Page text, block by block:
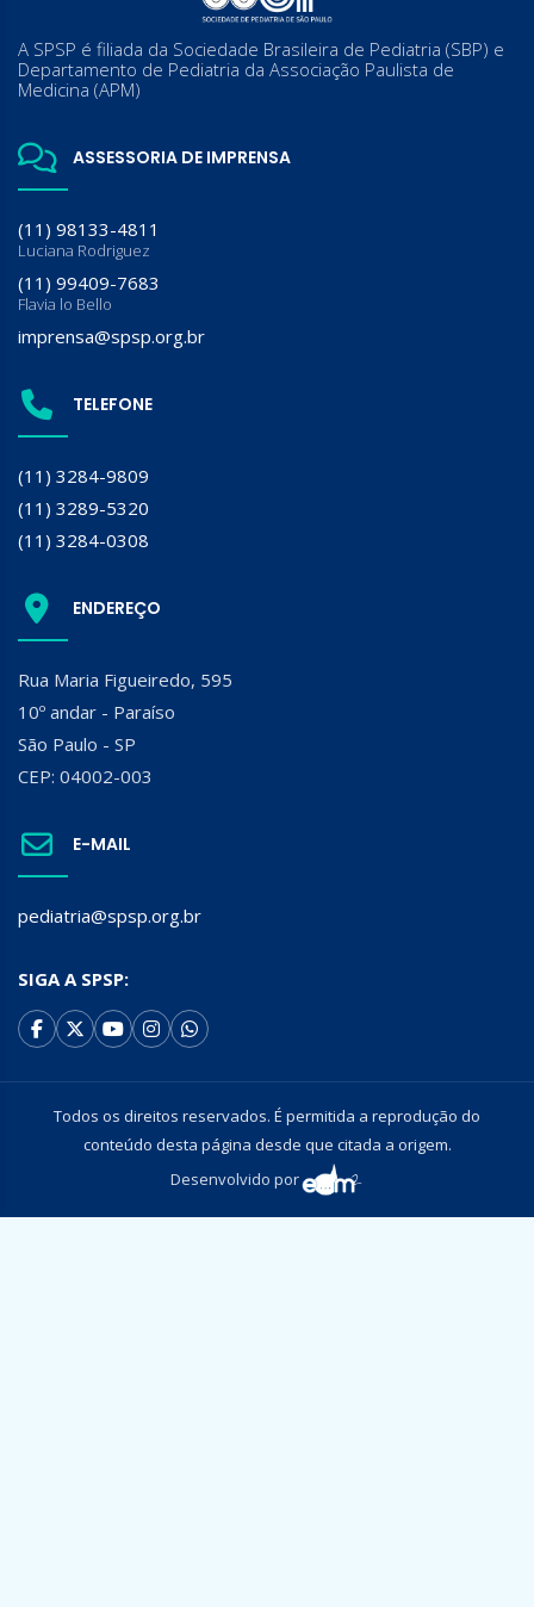
A SPSP é filiada da Sociedade Brasileira de Pediatria (SBP) e
Departamento de Pediatria da Associação Paulista de
Medicina (APM)
ASSESSORIA DE IMPRENSA
(11) 98133-4811
Luciana Rodriguez
(11) 99409-7683
Flavia lo Bello
imprensa@spsp.org.br
TELEFONE
(11) 3284-9809
(11) 3289-5320
(11) 3284-0308
ENDEREÇO
Rua Maria Figueiredo, 595
10º andar - Paraíso
São Paulo - SP
CEP: 04002-003
E-MAIL
pediatria@spsp.org.br
SIGA A SPSP:
Todos os direitos reservados. É permitida a reprodução do
conteúdo desta página desde que citada a origem.
Desenvolvido por